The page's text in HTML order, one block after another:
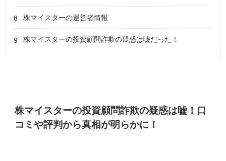
株マイスターの運営者情報
株マイスターの投資顧問詐欺の疑惑は嘘だった！
株マイスターの投資顧問詐欺の疑惑は嘘！口
コミや評判から真相が明らかに！